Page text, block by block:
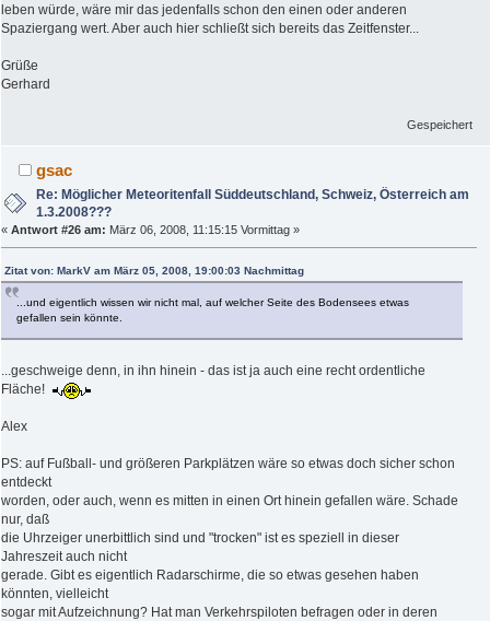
leben würde, wäre mir das jedenfalls schon den einen oder anderen
Spaziergang wert. Aber auch hier schließt sich bereits das Zeitfenster...
Grüße
Gerhard
Gespeichert
gsac
Re: Möglicher Meteoritenfall Süddeutschland, Schweiz, Österreich am
1.3.2008???
« Antwort #26 am: März 06, 2008, 11:15:15 Vormittag »
Zitat von: MarkV am März 05, 2008, 19:00:03 Nachmittag
...und eigentlich wissen wir nicht mal, auf welcher Seite des Bodensees etwas
gefallen sein könnte.
...geschweige denn, in ihn hinein - das ist ja auch eine recht ordentliche
Fläche!
Alex
PS: auf Fußball- und größeren Parkplätzen wäre so etwas doch sicher schon
entdeckt
worden, oder auch, wenn es mitten in einen Ort hinein gefallen wäre. Schade
nur, daß
die Uhrzeiger unerbittlich sind und "trocken" ist es speziell in dieser
Jahreszeit auch nicht
gerade. Gibt es eigentlich Radarschirme, die so etwas gesehen haben
könnten, vielleicht
sogar mit Aufzeichnung? Hat man Verkehrspiloten befragen oder in deren